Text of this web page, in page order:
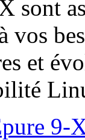
sont
vos
et
9-